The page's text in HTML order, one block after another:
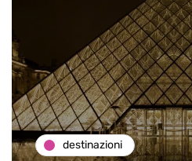
destinazioni